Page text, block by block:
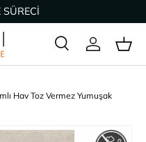
Ara Giriş Yap
Hav Toz Vermez Yumuşak